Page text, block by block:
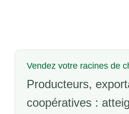
Vendez votre racines de
Producteurs,
coopératives :